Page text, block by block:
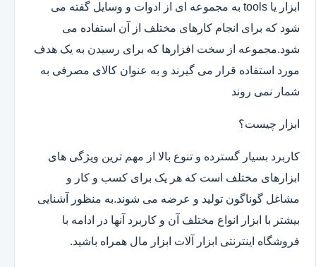
ابزار یا tools به مجموعه ای از ادوات و وسایل گفته می
شود که برای انجام کارهای مختلف از آن استفاده می
شود.مجموعه از سخت افزارها که برای رسیدن به یک هدف
مورد استفاده قرار می گیرند و به عنوان کالای مصرفی به
شمار نمی روند
ابزار چیست؟
کاربرد بسیار گسترده و تنوع بالا از مهم ترین ویژگی های
ابزارهای مختلف است که هر یک برای کسب و کار و
مشاغل گوناگون تولید و عرضه می شوند.به منظور آشنایی
بیشتر با ابزار انواع مختلف آن و کاربرد آنها در ادامه با
فروشگاه اینترنتی ابزار آلات ابزار مال همراه باشید.